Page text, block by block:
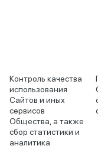
Контроль качества
использования
Сайтов и иных
сервисов
Общества, а также
сбор статистики и
аналитика